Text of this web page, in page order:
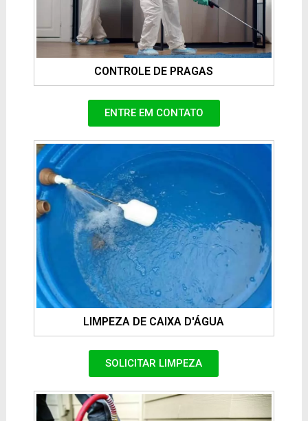
CONTROLE DE PRAGAS
ENTRE EM CONTATO
LIMPEZA DE CAIXA D'ÁGUA
SOLICITAR LIMPEZA